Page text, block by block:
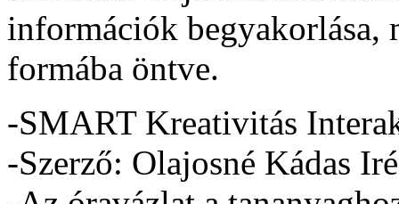
információk begyakorlása,
formába öntve.
-SMART Kreativitás
-Szerző: Olajosné Kádas